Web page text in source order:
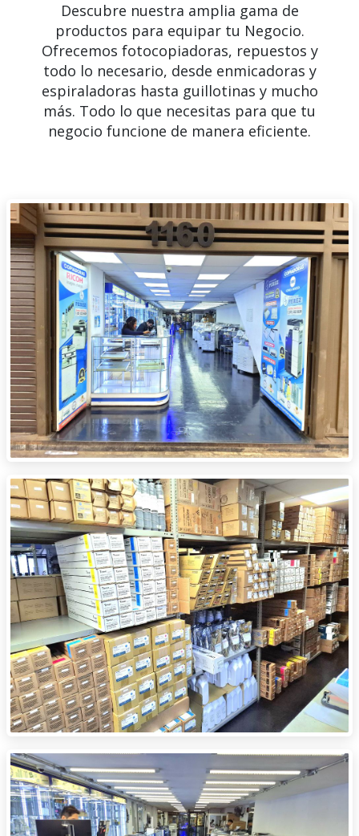
Descubre nuestra amplia gama de
productos para equipar tu Negocio.
Ofrecemos fotocopiadoras, repuestos y
todo lo necesario, desde enmicadoras y
espiraladoras hasta guillotinas y mucho
más. Todo lo que necesitas para que tu
negocio funcione de manera eficiente.